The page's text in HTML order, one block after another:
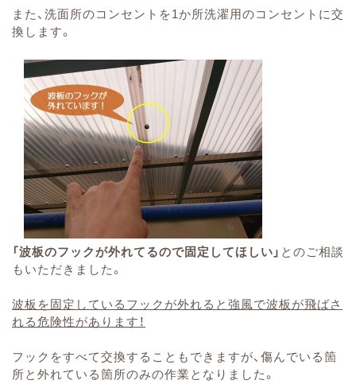
また、洗面所のコンセントを1か所洗濯用のコンセントに交
換します。
「波板のフックが外れてるので固定してほしい」 とのご相談
もいただきました。
波板を固定しているフックが外れると強風で波板が飛ばさ
れる危険性があります！
フックをすべて交換することもできますが、傷んでいる箇
所と外れている箇所のみの作業となりました。